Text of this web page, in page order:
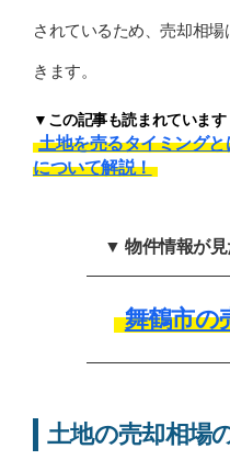
されているため、売却相
きます。
▼この記事も読まれています
土地を売るタイミング
について解説！
▼ 物件情報が
舞鶴市の
土地の売却相場